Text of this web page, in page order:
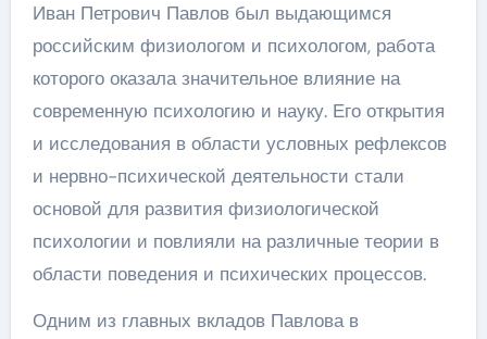
Иван Петрович Павлов был выдающимся
российским физиологом и психологом, работа
которого оказала значительное влияние на
современную психологию и науку. Его открытия
и исследования в области условных рефлексов
и нервно-психической деятельности стали
основой для развития физиологической
психологии и повлияли на различные теории в
области поведения и психических процессов.
Одним из главных вкладов Павлова в